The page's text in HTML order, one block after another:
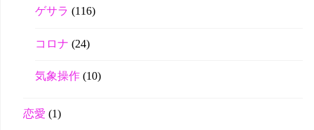
ゲサラ (116)
コロナ (24)
気象操作(10)
恋愛 (1)